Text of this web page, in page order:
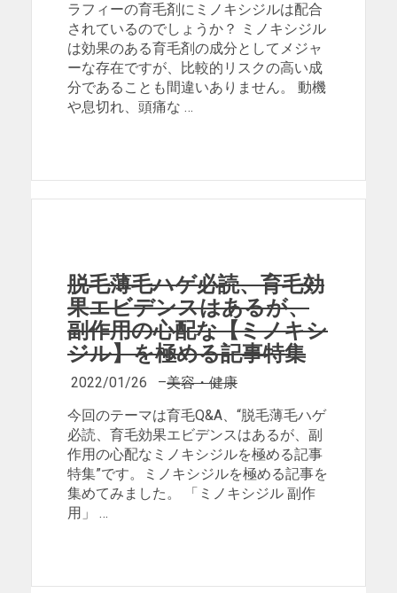
ラフィーの育毛剤にミノキシジルは配合
されているのでしょうか？ ミノキシジル
は効果のある育毛剤の成分としてメジャ
ーな存在ですが、比較的リスクの高い成
分であることも間違いありません。 動機
や息切れ、頭痛な …
脱毛薄毛ハゲ必読、育毛効
果エビデンスはあるが、
副作用の心配な【ミノキシ
ジル】を極める記事特集
2022/01/26 –美容・健康
今回のテーマは育毛Q&A、“脱毛薄毛ハゲ
必読、育毛効果エビデンスはあるが、副
作用の心配なミノキシジルを極める記事
特集”です。ミノキシジルを極める記事を
集めてみました。 「ミノキシジル 副作
用」 …